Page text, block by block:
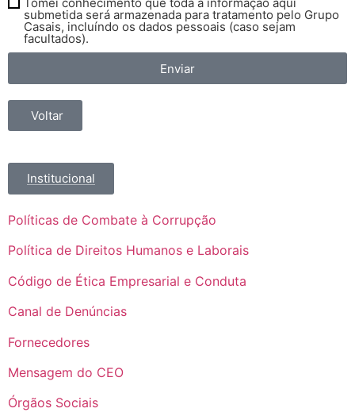
submetida será armazenada para tratamento pelo Grupo
Casais, incluíndo os dados pessoais (caso sejam
facultados).
Enviar
Voltar
Institucional
Políticas de Combate à Corrupção
Política de Direitos Humanos e Laborais
Código de Ética Empresarial e Conduta
Canal de Denúncias
Fornecedores
Mensagem do CEO
Órgãos Sociais